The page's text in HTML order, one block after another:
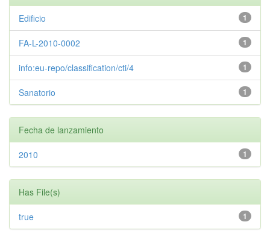
1
Edificio
1
FA-L-2010-0002
1
info:eu-repo/classification/cti/4
1
Sanatorio
Fecha de lanzamiento
1
2010
Has File(s)
1
true